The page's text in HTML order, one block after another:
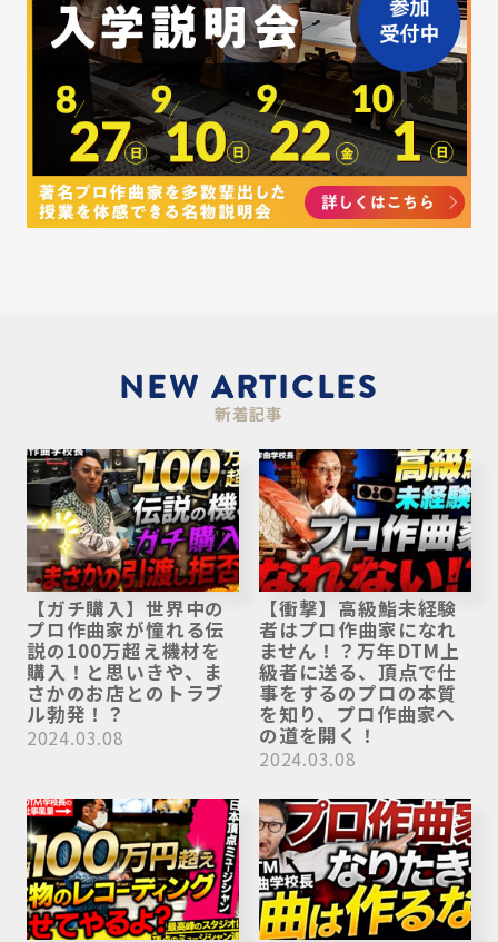
NEW ARTICLES
新着記事
【ガチ購入】世界中の
プロ作曲家が憧れる伝
説の100万超え機材を
購入！と思いきや、ま
さかのお店とのトラブ
ル勃発！？
2024.03.08
【衝撃】高級鮨未経験
者はプロ作曲家になれ
ません！？万年DTM上
級者に送る、頂点で仕
事をするのプロの本質
を知り、プロ作曲家へ
の道を開く！
2024.03.08